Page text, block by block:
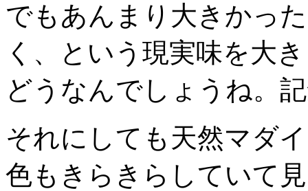
でもあんまり大きかっ
く、という現実味を大
どうなんでしょうね。
それにしても天然マダ
色もきらきらしていて